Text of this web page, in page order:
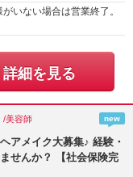
いない場合は営業終了。
詳細を見る
/美容師 new
アメイク大募集♪ 経験・
せんか？ 【社会保険完